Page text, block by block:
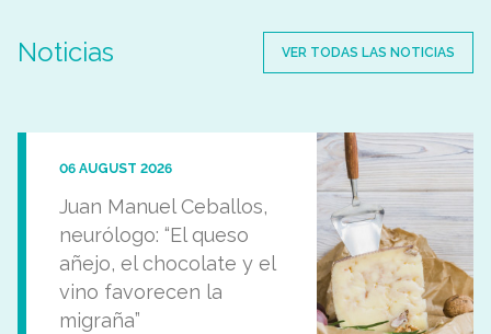
Noticias VER TODAS LAS NOTICIAS
06 AUGUST 2026
Juan Manuel Ceballos,
neurólogo: “El queso
añejo, el chocolate y el
vino favorecen la
migraña”